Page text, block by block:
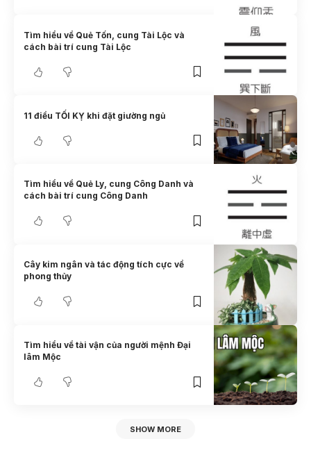
Tìm hiểu về Quẻ Tốn, cung Tài Lộc và
cách bài trí cung Tài Lộc
11 điều TỐI KỴ khi đặt giường ngủ
Tìm hiểu về Quẻ Ly, cung Công Danh và
cách bài trí cung Công Danh
Cây kim ngân và tác động tích cực về
phong thủy
Tìm hiểu về tài vận của người mệnh Đại
lâm Mộc
SHOW MORE